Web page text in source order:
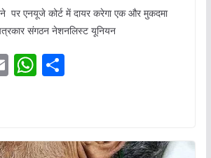
पर एनयूजे कोर्ट में दायर करेगा एक और मुकदमा
संगठन नेशनलिस्ट यूनियन
E W S